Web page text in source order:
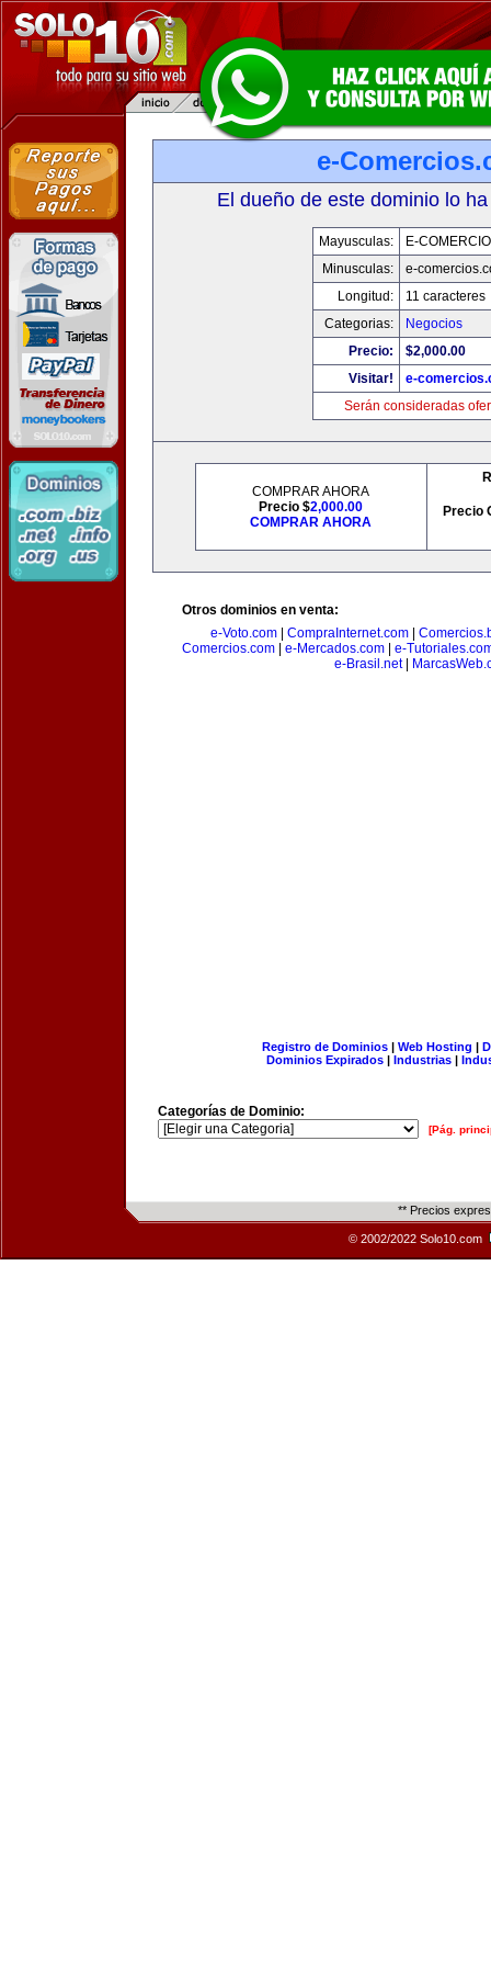
e-
El dueño de este dominio lo
Mayusculas:
E-
Minusculas:
e-
Longitud:
11 caracteres
Categorias:
Negocios
Precio:
$2,000.00
Visitar!
e-
Serán consideradas
COMPRAR AHORA
Precio $2,000.00
COMPRAR AHORA
Precio
Otros dominios en venta:
e-Voto.com
CompraInternet.com
Comercios.com
e-Mercados.com
e-
e-Brasil.net|
Registro de Dominios| Web Hosting |
Dominios Expirados | Industrias |
Categorías de Dominio:
[Pág.
** Precios
© 2002/2022 Solo10.com